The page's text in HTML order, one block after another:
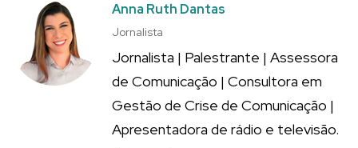
Anna Ruth Dantas
Jornalista
Jornalista | Palestrante | Assessora
de Comunicação | Consultora em
Gestão de Crise de Comunicação |
Apresentadora de rádio e televisão.